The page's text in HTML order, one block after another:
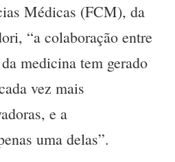
Médicas (FCM), da
“a colaboração entre
medicina tem gerado
vez mais
e a
uma delas”.